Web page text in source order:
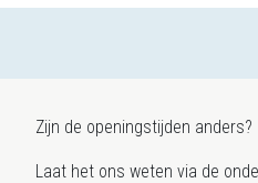
Zijn de openingstijden anders?
Laat het ons weten via de